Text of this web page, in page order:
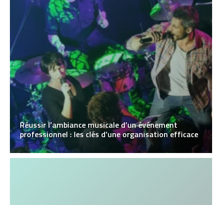
Réussir l’ambiance musicale d’un événement
professionnel : les clés d’une organisation efficace